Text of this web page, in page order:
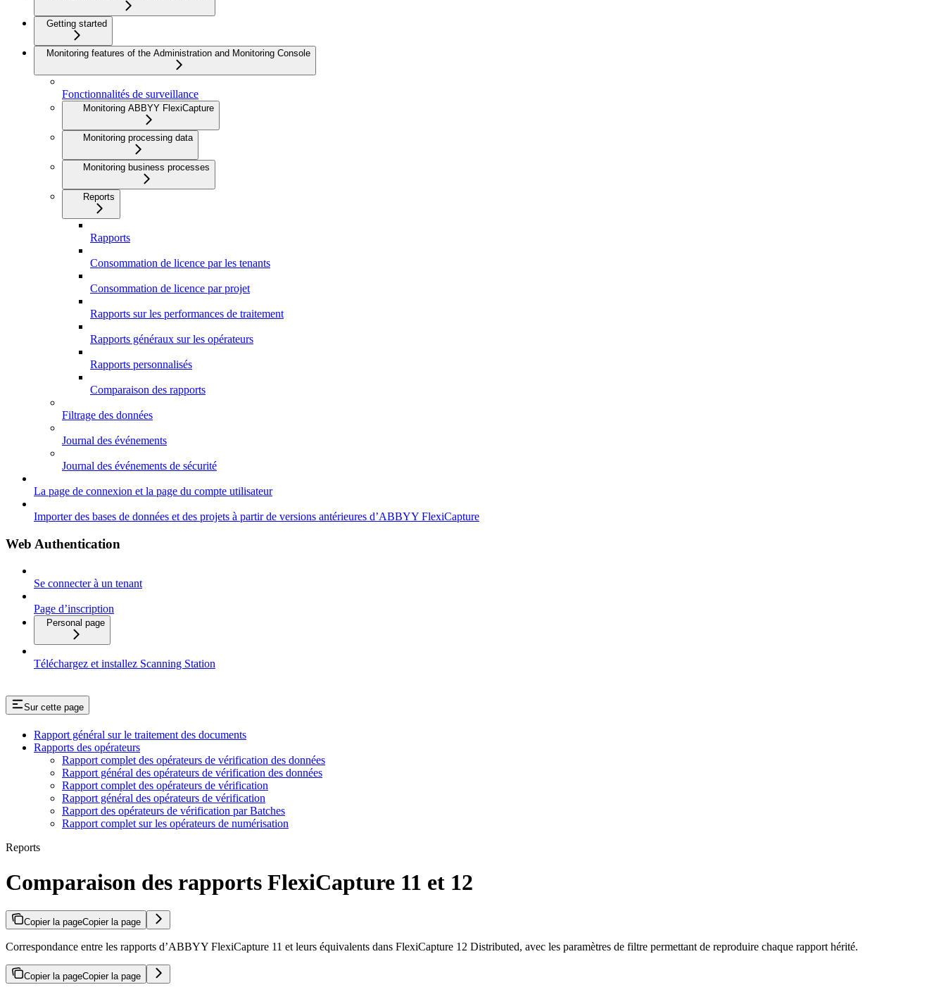
Getting started
Monitoring features of the Administration and Monitoring Console
Fonctionnalités de surveillance
Monitoring ABBYY FlexiCapture
Monitoring processing data
Monitoring business processes
Reports
Rapports
Consommation de licence par les tenants
Consommation de licence par projet
Rapports sur les performances de traitement
Rapports généraux sur les opérateurs
Rapports personnalisés
Comparaison des rapports
Filtrage des données
Journal des événements
Journal des événements de sécurité
La page de connexion et la page du compte utilisateur
Importer des bases de données et des projets à partir de versions antérieures d’ABBYY FlexiCapture
Web Authentication
Se connecter à un tenant
Page d’inscription
Personal page
Téléchargez et installez Scanning Station
Sur cette page
Rapport général sur le traitement des documents
Rapports des opérateurs
Rapport complet des opérateurs de vérification des données
Rapport général des opérateurs de vérification des données
Rapport complet des opérateurs de vérification
Rapport général des opérateurs de vérification
Rapport des opérateurs de vérification par Batches
Rapport complet sur les opérateurs de numérisation
Reports
Comparaison des rapports FlexiCapture 11 et 12
Copier la pageCopier la page
Correspondance entre les rapports d’ABBYY FlexiCapture 11 et leurs équivalents dans FlexiCapture 12 Distributed, avec les paramètres de filtre permettant de reproduire chaque rapport hérité.
Copier la pageCopier la page